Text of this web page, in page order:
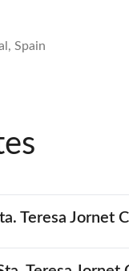
Spain
Teresa Jornet